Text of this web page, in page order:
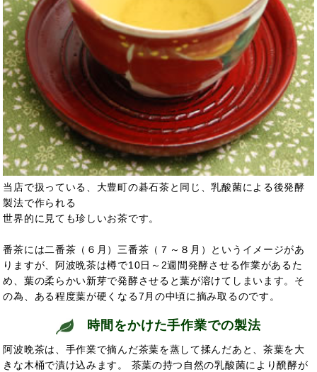
当店で扱っている、大豊町の碁石茶と同じ、乳酸菌による後発酵
製法で作られる
世界的に見ても珍しいお茶です。
番茶には二番茶（６月）三番茶（７～８月）というイメージがあ
りますが、阿波晩茶は樽で10日～2週間発酵させる作業があるた
め、葉の柔らかい新芽で発酵させると葉が溶けてしまいます。そ
の為、ある程度葉が硬くなる7月の中頃に摘み取るのです。
時間をかけた手作業での製法
阿波晩茶は、手作業で摘んだ茶葉を蒸して揉んだあと、茶葉を大
きな木桶で漬け込みます。 茶葉の持つ自然の乳酸菌により醗酵が